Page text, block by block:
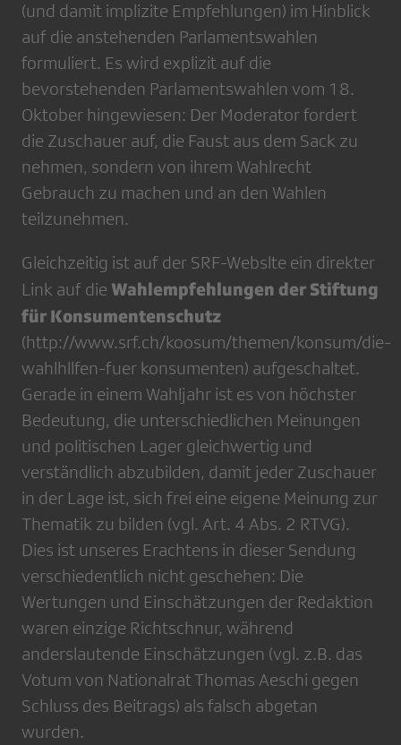
(und damit implizite Empfehlungen) im Hinblick
auf die anstehenden Parlamentswahlen
formuliert. Es wird explizit auf die
bevorstehenden Parlamentswahlen vom 18.
Oktober hingewiesen: Der Moderator fordert
die Zuschauer auf, die Faust aus dem Sack zu
nehmen, sondern von ihrem Wahlrecht
Gebrauch zu machen und an den Wahlen
teilzunehmen.
Gleichzeitig ist auf der SRF-Webslte ein direkter
Link auf die Wahlempfehlungen der Stiftung
für Konsumentenschutz
(http://www.srf.ch/koosum/themen/konsum/die-
wahlhllfen-fuer­ konsumenten) aufgeschaltet.
Gerade in einem Wahljahr ist es von höchster
Bedeutung, die unterschiedlichen Meinungen
und politischen Lager gleichwertig und
verständlich abzubilden, damit jeder Zuschauer
in der Lage ist, sich frei eine eigene Meinung zur
Thematik zu bilden (vgl. Art. 4 Abs. 2 RTVG).
Dies ist unseres Erachtens in dieser Sendung
verschiedentlich nicht geschehen: Die
Wertungen und Einschätzungen der Redaktion
waren einzige Richtschnur, während
anderslautende Einschätzungen (vgl. z.B. das
Votum von Nationalrat Thomas Aeschi gegen
Schluss des Beitrags) als falsch abgetan
wurden.